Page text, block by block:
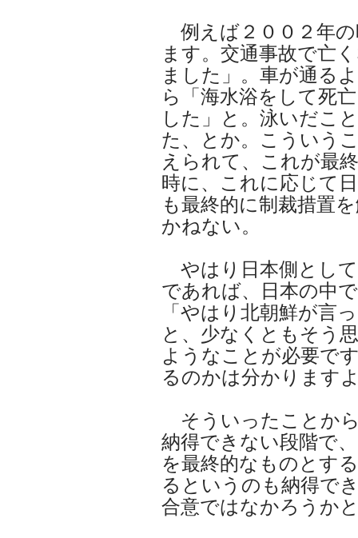
例えば２００２年
ます。交通事故で亡
ました」。車が通る
ら「海水浴をして死
した」と。泳いだこ
た、とか。こういう
えられて、これが最
時に、これに応じて
も最終的に制裁措置
かねない。
やはり日本側とし
であれば、日本の中
「やはり北朝鮮が言
と、少なくともそう
ようなことが必要で
るのかは分かります
そういったことか
納得できない段階で
を最終的なものとす
るというのも納得で
合意ではなかろうか